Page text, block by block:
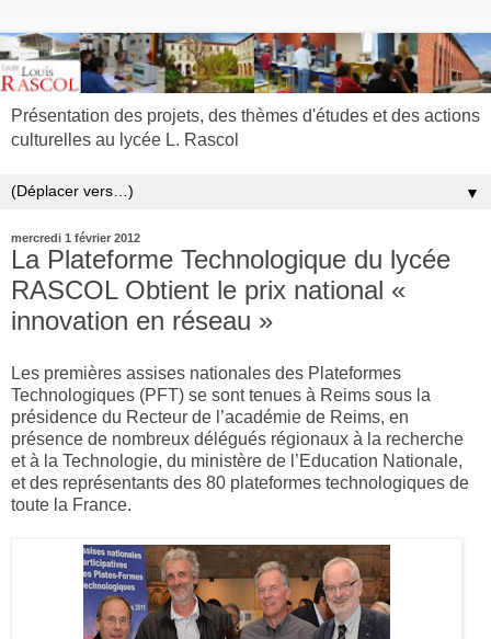
Présentation des projets, des thèmes d'études et des actions
culturelles au lycée L. Rascol
▼
mercredi 1 février 2012
La Plateforme Technologique du lycée
RASCOL Obtient le prix national «
innovation en réseau »
Les premières assises nationales des Plateformes
Technologiques (PFT) se sont tenues à Reims sous la
présidence du Recteur de l’académie de Reims, en
présence de nombreux délégués régionaux à la recherche
et à la Technologie, du ministère de l’Education Nationale,
et des représentants des 80 plateformes technologiques de
toute la France.